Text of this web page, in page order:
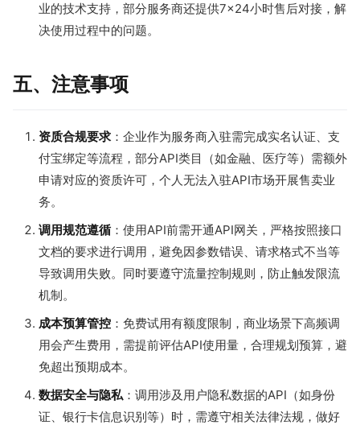
业的技术支持，部分服务商还提供7×24小时售后对接，解
决使用过程中的问题。
五、注意事项
资质合规要求：企业作为服务商入驻需完成实名认证、支
付宝绑定等流程，部分API类目（如金融、医疗等）需额外
申请对应的资质许可，个人无法入驻API市场开展售卖业
务。
调用规范遵循：使用API前需开通API网关，严格按照接口
文档的要求进行调用，避免因参数错误、请求格式不当等
导致调用失败。同时要遵守流量控制规则，防止触发限流
机制。
成本预算管控 ：免费试用有额度限制，商业场景下高频调
用会产生费用，需提前评估API使用量，合理规划预算，避
免超出预期成本。
数据安全与隐私：调用涉及用户隐私数据的API（如身份
证、银行卡信息识别等）时，需遵守相关法律法规，做好